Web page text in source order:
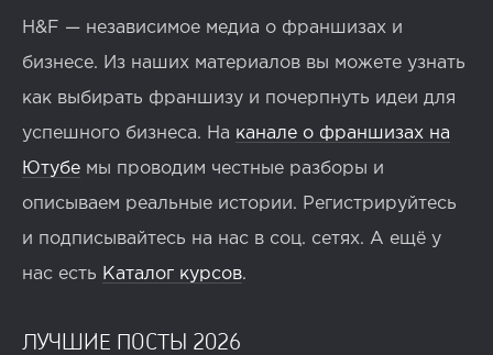
H&F — независимое медиа о франшизах и
бизнесе. Из наших материалов вы можете узнать
как выбирать франшизу и почерпнуть идеи для
успешного бизнеса. На канале о франшизах на
Ютубе мы проводим честные разборы и
описываем реальные истории. Регистрируйтесь
и подписывайтесь на нас в соц. сетях. А ещё у
нас есть Каталог курсов.
ЛУЧШИЕ ПОСТЫ 2026